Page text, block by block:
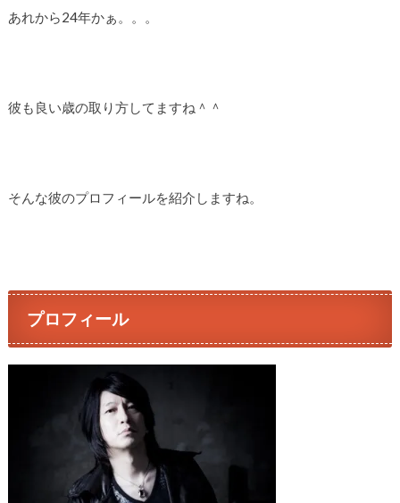
あれから24年かぁ。。。
彼も良い歳の取り方してますね＾＾
そんな彼のプロフィールを紹介しますね。
プロフィール